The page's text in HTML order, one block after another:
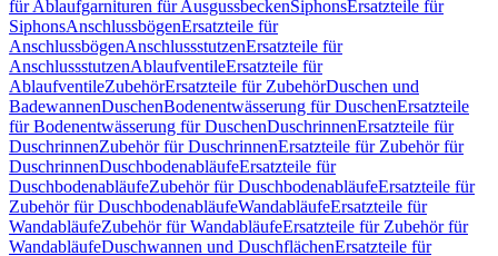
für Ablaufgarnituren für AusgussbeckenSiphonsErsatzteile für
SiphonsAnschlussbögenErsatzteile für
AnschlussbögenAnschlussstutzenErsatzteile für
AnschlussstutzenAblaufventileErsatzteile für
AblaufventileZubehörErsatzteile für ZubehörDuschen und
BadewannenDuschenBodenentwässerung für DuschenErsatzteile
für Bodenentwässerung für DuschenDuschrinnenErsatzteile für
DuschrinnenZubehör für DuschrinnenErsatzteile für Zubehör für
DuschrinnenDuschbodenabläufeErsatzteile für
DuschbodenabläufeZubehör für DuschbodenabläufeErsatzteile für
Zubehör für DuschbodenabläufeWandabläufeErsatzteile für
WandabläufeZubehör für WandabläufeErsatzteile für Zubehör für
WandabläufeDuschwannen und DuschflächenErsatzteile für